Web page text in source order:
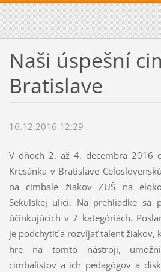
Naši úspešní
Bratislave
16.12.2016 12:29
V dňoch 2. až 4. decembra 2016
Kresánka v Bratislave
na cimbale žiakov ZUŠ na
Sekulskej ulici. Na prehliadke sa
účinkujúcich v 7 kategóriách.
je podchytiť a rozvíjať talent žiakov,
hre na tomto nástroji,
cimbalistov a ich pedagógov a